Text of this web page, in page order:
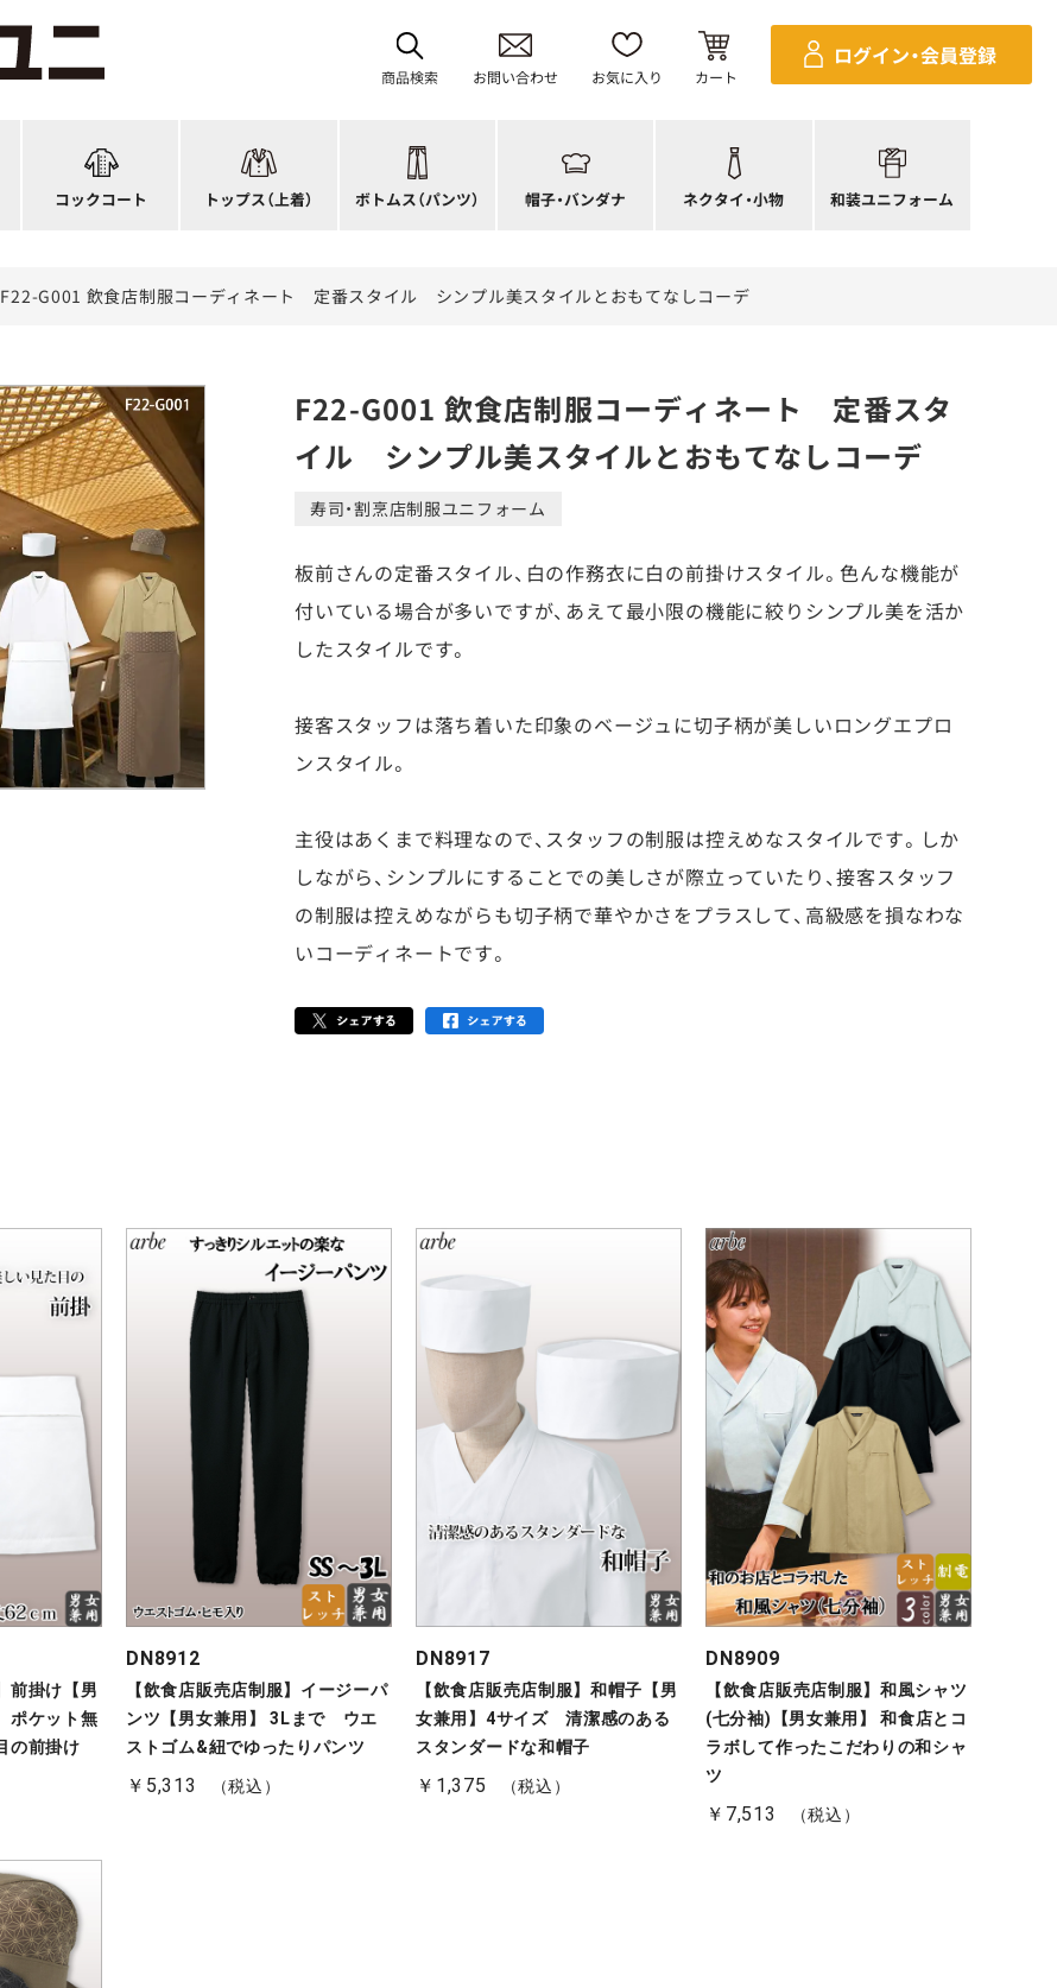
商品検索 お問い合わせ お気に入り カート
ログイン・会員登録
コックコート
ジップ・ファスナータイプ
ファッション
キッズ
トップス（上着）
カットソー
ジャンバー
ボトムス（パンツ）
キュロット
厨房シューズ
フロアシューズ
帽子・バンダナ
和帽子
衛生帽子
ヘアネット
ネクタイ・小物
ポーチ・バッグ
リボン・スカーフ
クロスタイ
和装ユニフォーム
セパレボトムス(パンツ、スカート)
きもの
F22-G001 飲食店制服コーディネート 定番スタイル シンプル美スタイルとおもてなしコーデ
F22-G001 飲食店制服コーディネート 定番スタ
イル シンプル美スタイルとおもてなしコーデ
寿司・割烹店制服ユニフォーム
板前さんの定番スタイル、白の作務衣に白の前掛けスタイル。色んな機能が
付いている場合が多いですが、あえて最小限の機能に絞りシンプル美を活か
したスタイルです。
接客スタッフは落ち着いた印象のベージュに切子柄が美しいロングエプロ
ンスタイル。
主役はあくまで料理なので、スタッフの制服は控えめなスタイルです。しか
しながら、シンプルにすることでの美しさが際立っていたり、接客スタッフ
の制服は控えめながらも切子柄で華やかさをプラスして、高級感を損なわな
いコーディネートです。